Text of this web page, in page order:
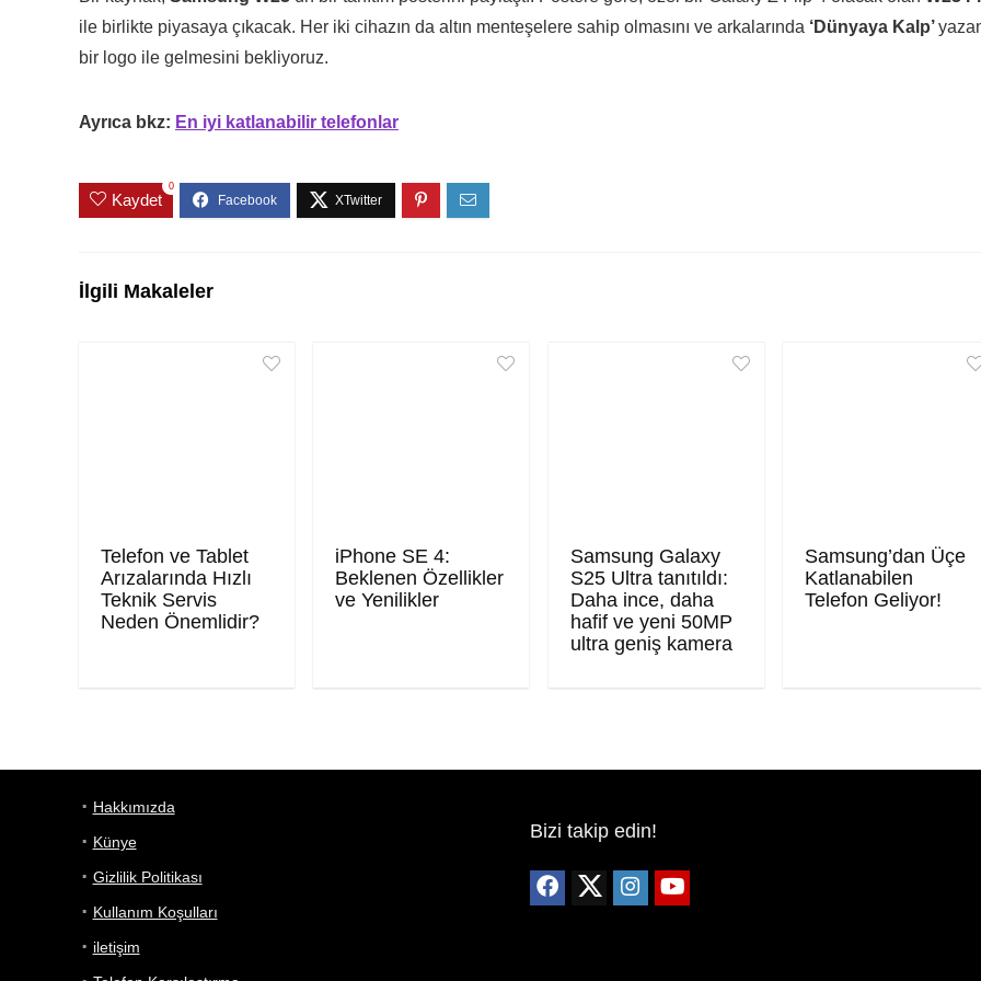
ile birlikte piyasaya çıkacak. Her iki cihazın da altın menteşelere sahip olmasını ve arkalarında ‘Dünyaya Kalp’
bir logo ile gelmesini bekliyoruz.
Ayrıca bkz: En iyi katlanabilir telefonlar
Kaydet
0
İlgili Makaleler
Telefon ve Tablet
Arızalarında Hızlı
Teknik Servis
Neden Önemlidir?
iPhone SE 4:
Beklenen Özellikler
ve Yenilikler
Samsung Galaxy
S25 Ultra tanıtıldı:
Daha ince, daha
hafif ve yeni 50MP
ultra geniş kamera
Samsung’dan Üçe
Katlanabilen
Telefon Geliyor!
Hakkımızda
Künye
Gizlilik Politikası
Kullanım Koşulları
iletişim
Bizi takip edin!